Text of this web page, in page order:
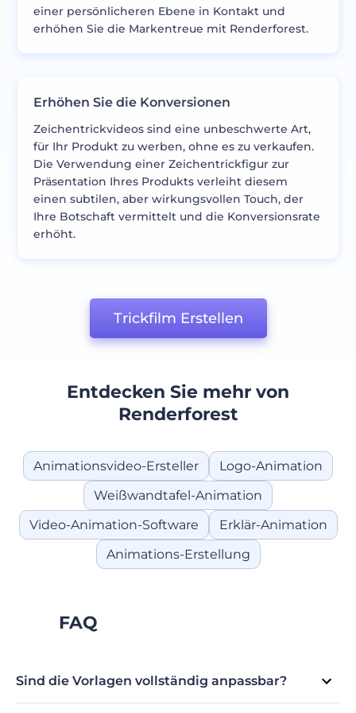
einer persönlicheren Ebene in Kontakt und
erhöhen Sie die Markentreue mit Renderforest.
Erhöhen Sie die Konversionen
Zeichentrickvideos sind eine unbeschwerte Art,
für Ihr Produkt zu werben, ohne es zu verkaufen.
Die Verwendung einer Zeichentrickfigur zur
Präsentation Ihres Produkts verleiht diesem
einen subtilen, aber wirkungsvollen Touch, der
Ihre Botschaft vermittelt und die Konversionsrate
erhöht.
Trickfilm Erstellen
Entdecken Sie mehr von
Renderforest
Animationsvideo-Ersteller
Logo-Animation
Weißwandtafel-Animation
Video-Animation-Software
Erklär-Animation
Animations-Erstellung
FAQ
Sind die Vorlagen vollständig anpassbar?
Unbedingt! Wir glauben daran, unseren Nutzern kreative